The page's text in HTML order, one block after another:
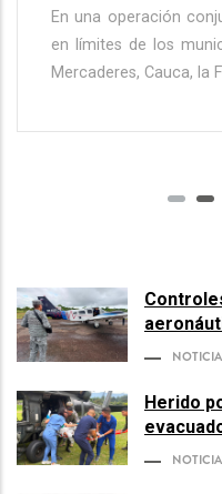
En una operación
en límites de los
Mercaderes, Cauca, la
Herido